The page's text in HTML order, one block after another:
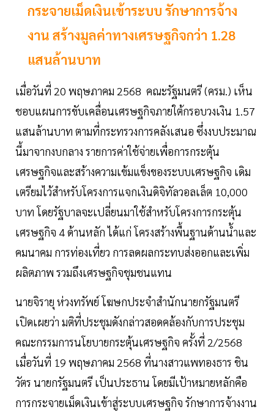
กระจายเม็ดเงินเข้าระบบ รักษาการจ้าง
งาน สร้างมูลค่าทางเศรษฐกิจกว่า 1.28
แสนล้านบาท
เมื่อวันที่ 20 พฤษภาคม 2568 คณะรัฐมนตรี (ครม.) เห็น
ชอบแผนการขับเคลื่อนเศรษฐกิจภายใต้กรอบวงเงิน 1.57
แสนล้านบาท ตามที่กระทรวงการคลังเสนอ ซึ่งงบประมาณ
นี้มาจากงบกลาง รายการค่าใช้จ่ายเพื่อการกระตุ้น
เศรษฐกิจและสร้างความเข้มแข็งของระบบเศรษฐกิจ เดิม
เตรียมไว้สำหรับโครงการแจกเงินดิจิทัลวอลเล็ต 10,000
บาท โดยรัฐบาลจะเปลี่ยนมาใช้สำหรับโครงการกระตุ้น
เศรษฐกิจ 4 ด้านหลัก ได้แก่ โครงสร้างพื้นฐานด้านน้ำและ
คมนาคม การท่องเที่ยว การลดผลกระทบส่งออกและเพิ่ม
ผลิตภาพ รวมถึงเศรษฐกิจชุมชนแทน
นายจิรายุ ห่วงทรัพย์ โฆษกประจำสำนักนายกรัฐมนตรี
เปิดเผยว่า มติที่ประชุมดังกล่าวสอดคล้องกับการประชุม
คณะกรรมการนโยบายกระตุ้นเศรษฐกิจ ครั้งที่ 2/2568
เมื่อวันที่ 19 พฤษภาคม 2568 ที่นางสาวแพทองธาร ชิน
วัตร นายกรัฐมนตรี เป็นประธาน โดยมีเป้าหมายหลักคือ
การกระจายเม็ดเงินเข้าสู่ระบบเศรษฐกิจ รักษาการจ้างงาน